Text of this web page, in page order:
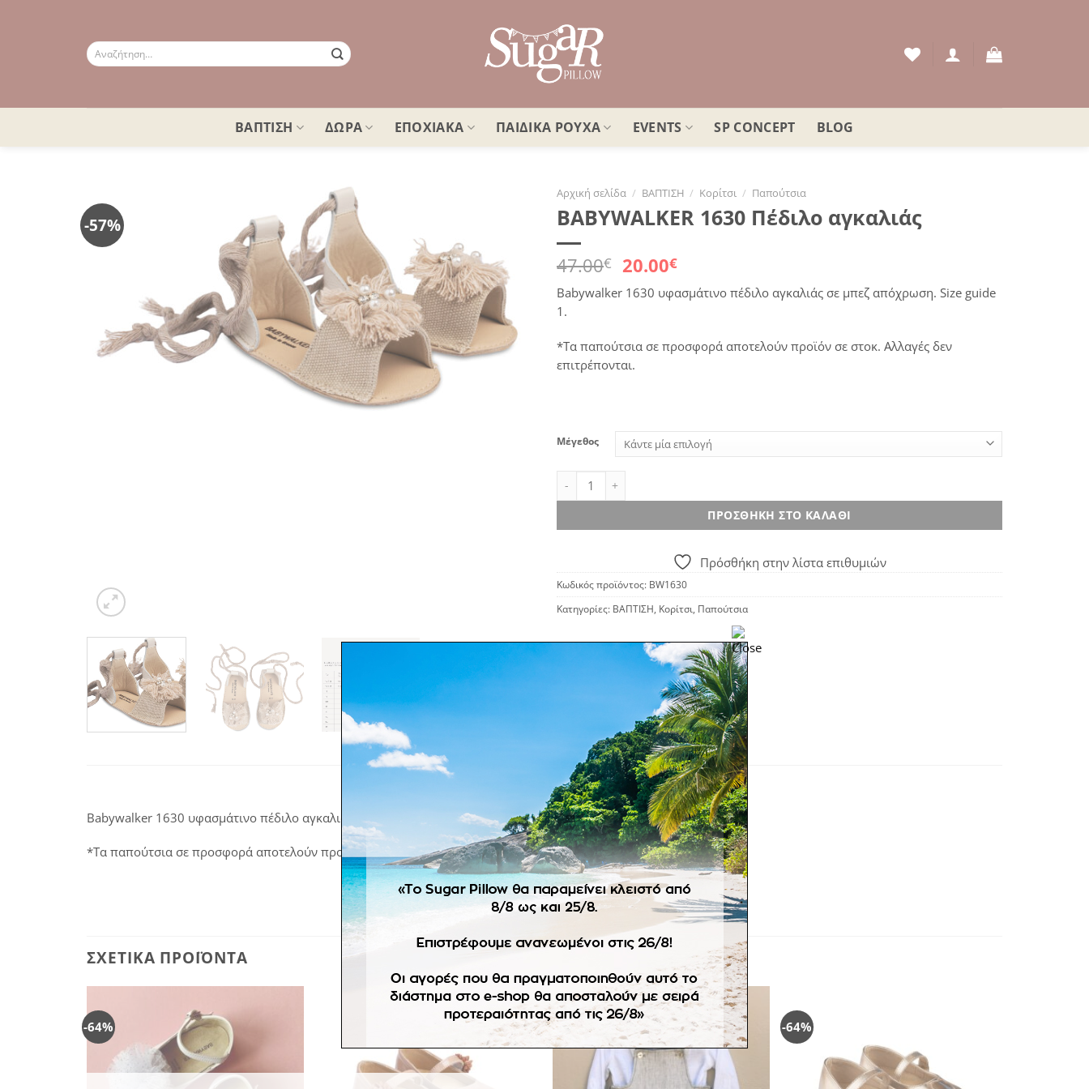
Αναζήτηση
για:
ΒΑΠΤΙΣΗ ΔΩΡΑ ΕΠΟΧΙΑΚΑ ΠΑΙΔΙΚΑ ΡΟΥΧΑ EVENTS SP CONCEPT BLOG
-57%
λίστα
επιθυμιών
Αρχική σελίδα / ΒΑΠΤΙΣΗ / Κορίτσι / Παπούτσια
BABYWALKER 1630 Πέδιλο αγκαλιάς
47.00€ Original
price
was:
20.00€Η
τρέχουσα
τιμή
20.00€.
Babywalker 1630 υφασμάτινο πέδιλο αγκαλιάς σε μπεζ απόχρωση. Size guide
1.
*Τα παπούτσια σε προσφορά αποτελούν προϊόν σε στοκ. Αλλαγές δεν
επιτρέπονται.
Μέγεθος
BABYWALKER 1630 Πέδιλο αγκαλιάς ποσότητα
ΠΡΟΣΘΉΚΗ ΣΤΟ ΚΑΛΆΘΙ
Πρόσθήκη στην λίστα επιθυμιών
Κωδικός προϊόντος: BW1630
Κατηγορίες: ΒΑΠΤΙΣΗ Κορίτσι Παπούτσια
ΠΕΡΙΓΡΑΦΉ ΕΠΙΠΛΈΟΝ ΠΛΗΡΟΦΟΡΊΕΣ
Babywalker 1630 υφασμάτινο πέδιλο αγκαλιάς σε μπεζ απόχρωση. Size guide 1.
*Τα παπούτσια σε προσφορά αποτελούν προϊόν σε στοκ. Αλλαγές δεν επιτρέπονται.
ΣΧΕΤΙΚΆ ΠΡΟΪΌΝΤΑ
-64%
Πρόσθήκη
στην
λίστα
-57%
Πρόσθήκη
στην
λίστα
επιθυμιών
-64%